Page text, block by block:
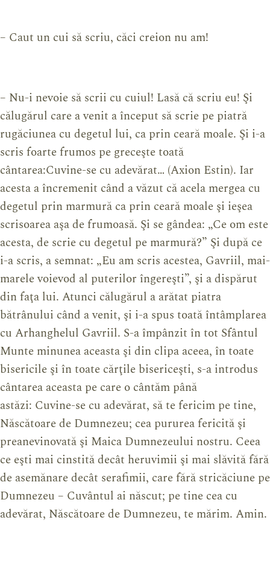
– Caut un cui să scriu, căci creion nu am!
– Nu-i nevoie să scrii cu cuiul! Lasă că scriu eu! Şi
călugărul care a venit a început să scrie pe piatră
rugăciunea cu degetul lui, ca prin ceară moale. Şi i-a
scris foarte frumos pe greceşte toată
cântarea:Cuvine-se cu adevărat… (Axion Estin). Iar
acesta a încremenit când a văzut că acela mergea cu
degetul prin marmură ca prin ceară moale şi ieşea
scrisoarea aşa de frumoasă. Şi se gândea: „Ce om este
acesta, de scrie cu degetul pe marmură?” Şi după ce
i-a scris, a semnat: „Eu am scris acestea, Gavriil, mai-
marele voievod al puterilor îngereşti”, şi a dispărut
din faţa lui. Atunci călugărul a arătat piatra
bătrânului când a venit, şi i-a spus toată întâmplarea
cu Arhanghelul Gavriil. S-a împânzit în tot Sfântul
Munte minunea aceasta şi din clipa aceea, în toate
bisericile şi în toate cărţile bisericeşti, s-a introdus
cântarea aceasta pe care o cântăm până
astăzi: Cuvine-se cu adevărat, să te fericim pe tine,
Născătoare de Dumnezeu; cea pururea fericită şi
preanevinovată şi Maica Dumnezeului nostru. Ceea
ce eşti mai cinstită decât heruvimii şi mai slăvită fără
de asemănare decât serafimii, care fără stricăciune pe
Dumnezeu – Cuvântul ai născut; pe tine cea cu
adevărat, Născătoare de Dumnezeu, te mărim. Amin.